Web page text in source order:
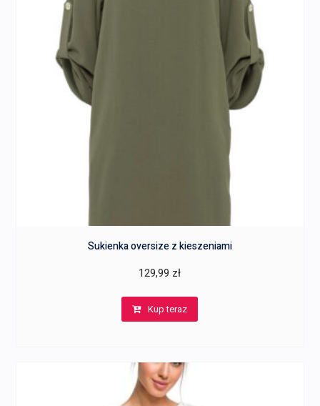
Sukienka oversize z kieszeniami
129,99 zł
Kup teraz